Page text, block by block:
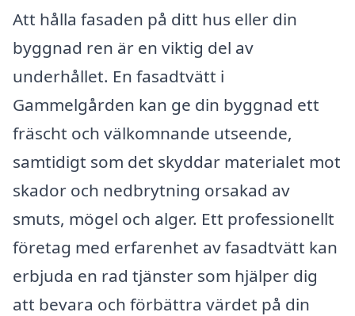
Att hålla fasaden på ditt hus eller din
byggnad ren är en viktig del av
underhållet. En fasadtvätt i
Gammelgården kan ge din byggnad ett
fräscht och välkomnande utseende,
samtidigt som det skyddar materialet mot
skador och nedbrytning orsakad av
smuts, mögel och alger. Ett professionellt
företag med erfarenhet av fasadtvätt kan
erbjuda en rad tjänster som hjälper dig
att bevara och förbättra värdet på din